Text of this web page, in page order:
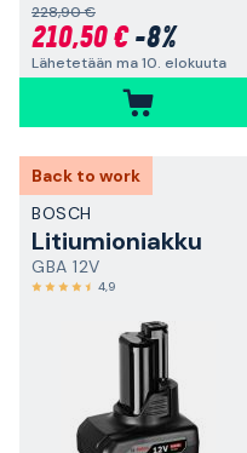
228,90 €
210,50 €-8%
Lähetetään ma 10. elokuuta
Back to work
BOSCH
Litiumioniakku
GBA 12V
4,9